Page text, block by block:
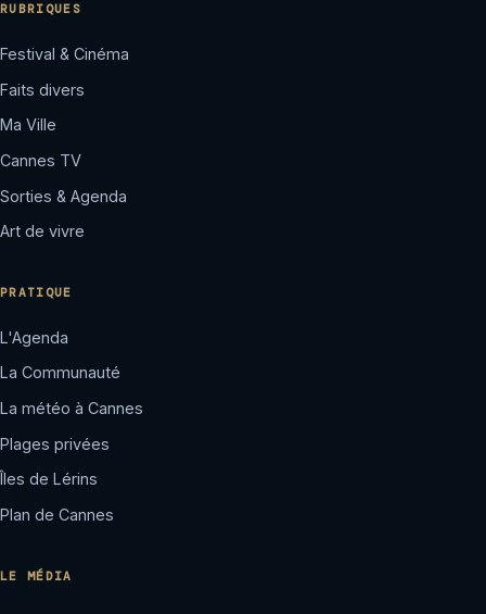
RUBRIQUES
Festival & Cinéma
Faits divers
Ma Ville
Cannes TV
Sorties & Agenda
Art de vivre
PRATIQUE
L'Agenda
La Communauté
La météo à Cannes
Plages privées
Îles de Lérins
Plan de Cannes
LE MÉDIA